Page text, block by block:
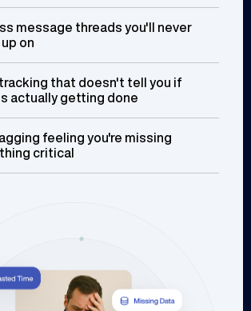
message threads you'll never
on
that doesn't tell you if
actually getting done
feeling you're missing
critical